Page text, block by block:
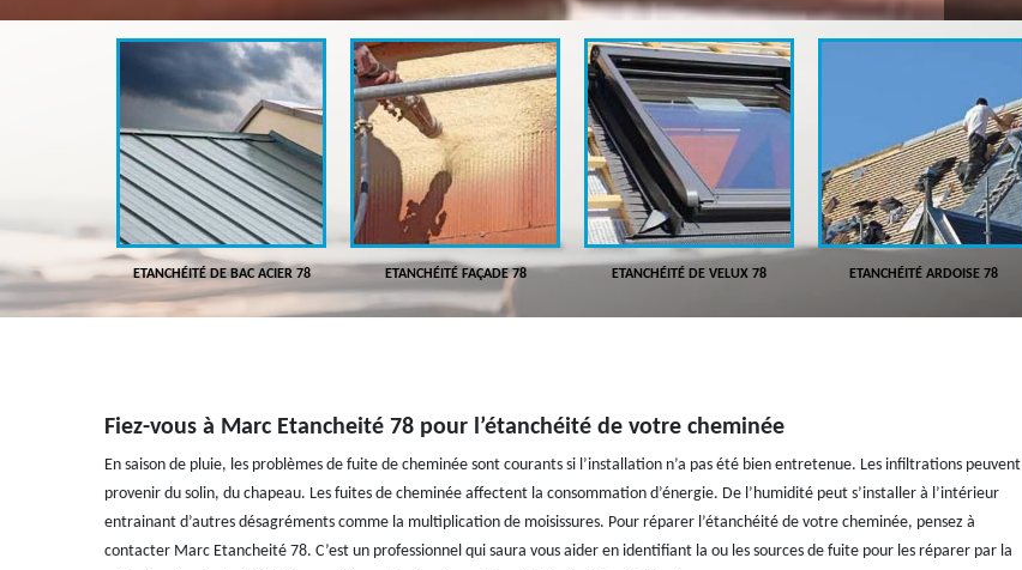
78 ETANCHÉITÉ DE BAC ACIER 78 ETANCHÉITÉ FAÇADE 78 ETANCHÉITÉ DE VELUX 78 ETANCHÉITÉ ARDOISE 78
Fiez-vous à Marc Etancheité 78 pour l’étanchéité de votre cheminée
En saison de pluie, les problèmes de fuite de cheminée sont courants si l’installation n’a pas été bien entretenue. Les infiltrations peuvent
provenir du solin, du chapeau. Les fuites de cheminée affectent la consommation d’énergie. De l’humidité peut s’installer à l’intérieur
entrainant d’autres désagréments comme la multiplication de moisissures. Pour réparer l’étanchéité de votre cheminée, pensez à
contacter Marc Etancheité 78. C’est un professionnel qui saura vous aider en identifiant la ou les sources de fuite pour les réparer par la